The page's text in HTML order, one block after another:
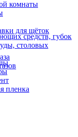
комнаты
для щёток
средств, губок
столовых
пленка